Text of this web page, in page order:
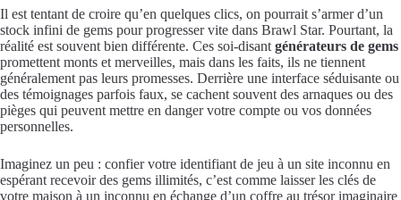
Il est tentant de croire qu’en quelques clics, on pourrait s’armer d’un
stock infini de gems pour progresser vite dans Brawl Star. Pourtant, la
réalité est souvent bien différente. Ces soi-disant générateurs de gems
promettent monts et merveilles, mais dans les faits, ils ne tiennent
généralement pas leurs promesses. Derrière une interface séduisante ou
des témoignages parfois faux, se cachent souvent des arnaques ou des
pièges qui peuvent mettre en danger votre compte ou vos données
personnelles.
Imaginez un peu : confier votre identifiant de jeu à un site inconnu en
espérant recevoir des gems illimités, c’est comme laisser les clés de
votre maison à un inconnu en échange d’un coffre au trésor imaginaire